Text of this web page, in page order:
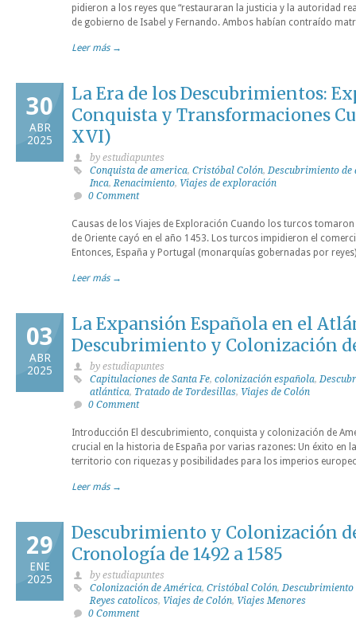
pidieron a los reyes que “restauraran la justicia y la autoridad
de gobierno de Isabel y Fernando. Ambos habían contraído
Leer más →
30
ABR
2025
La Era de los Descubrimientos:
Conquista y Transformaciones
XVI)
by estudiapuntes
Conquista de america, Cristóbal Colón,Descubrimiento de
Inca,Renacimiento, Viajes de exploración
0 Comment
Causas de los Viajes de Exploración Cuando los turcos
de Oriente cayó en el año 1453. Los turcos impidieron el
Entonces, España y Portugal (monarquías gobernadas por
Leer más →
03
ABR
2025
La Expansión Española en el
Descubrimiento y Colonización
by estudiapuntes
Capitulaciones de Santa Fe, colonización española,
atlántica, Tratado de Tordesillas, Viajes de Colón
0 Comment
Introducción El descubrimiento, conquista y colonización de
crucial en la historia de España por varias razones: Un éxito en
territorio con riquezas y posibilidades para los imperios
Leer más →
29
ENE
2025
Descubrimiento y Colonización
Cronología de 1492 a 1585
by estudiapuntes
Colonización de América, Cristóbal Colón,Descubrimiento
Reyes catolicos, Viajes de Colón, Viajes Menores
0 Comment